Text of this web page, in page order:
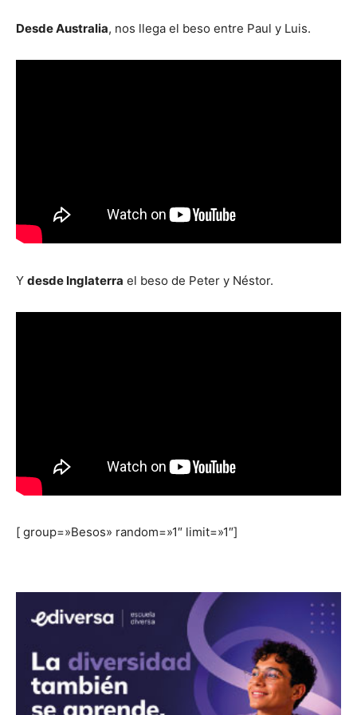
Desde Australia, nos llega el beso entre Paul y Luis.
Y desde Inglaterra el beso de Peter y Néstor.
[ group=»Besos» random=»1″ limit=»1″]